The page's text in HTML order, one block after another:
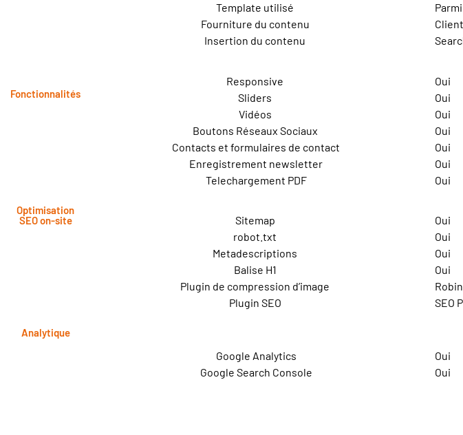
Template utilisé
Fourniture du contenu
Insertion du contenu
Client
Fonctionnalités
Responsive
Sliders
Vidéos
Boutons Réseaux Sociaux
Contacts et formulaires de contact
Enregistrement newsletter
Telechargement PDF
Oui
Oui
Oui
Oui
Oui
Oui
Oui
Optimisation
SEO on-site
Sitemap
robot.txt
Metadescriptions
Balise H1
Plugin de compression d’image
Plugin SEO
Oui
Oui
Oui
Oui
SEO
Analytique
Google Analytics
Google Search Console
Oui
Oui